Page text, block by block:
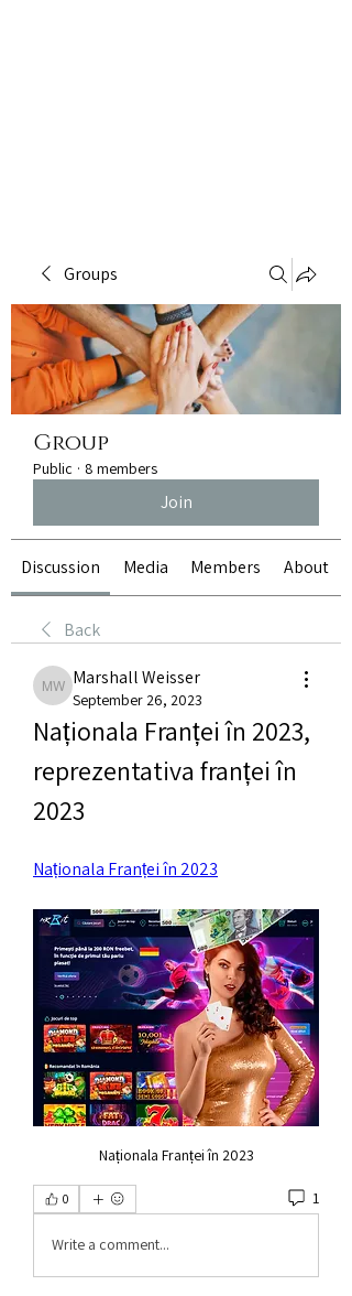
Groups
Group
Public · 8 members
Join
Discussion Media Members About
Back
Marshall Weisser
Marshall Weisser
September 26, 2023
Naționala Franței în 2023,
reprezentativa franței în
2023
Naționala Franței în 2023
Naționala Franței în 2023
0 1
Write a comment...